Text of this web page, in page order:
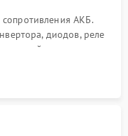
АКБ.
диодов, реле
поиск вздутых
плате.